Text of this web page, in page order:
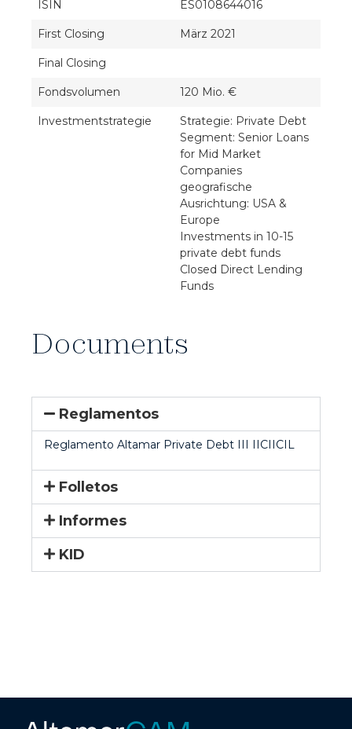
ISIN ES0108644016
First Closing März 2021
Final Closing
Fondsvolumen 120 Mio. €
Investmentstrategie
Strategie: Private Debt
Segment: Senior Loans
for Mid Market
Companies
geografische
Ausrichtung: USA &
Europe
Investments in 10-15
private debt funds
Closed Direct Lending
Funds
Documents
Reglamentos
Reglamento Altamar Private Debt III IICIICIL
Folletos
Informes
KID